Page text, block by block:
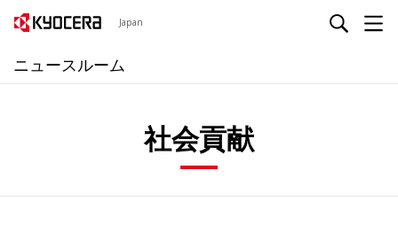
Japan
ニュースルーム
社会貢献